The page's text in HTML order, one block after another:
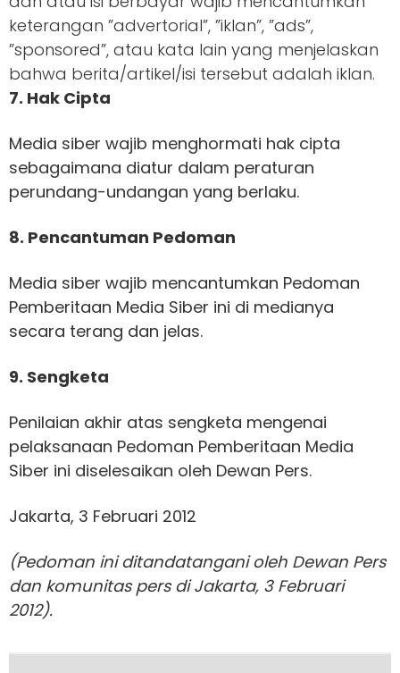
keterangan ”advertorial”, ”iklan”, ”ads”,
”sponsored”, atau kata lain yang menjelaskan
bahwa berita/artikel/isi tersebut adalah iklan.
7. Hak Cipta
Media siber wajib menghormati hak cipta
sebagaimana diatur dalam peraturan
perundang-undangan yang berlaku.
8. Pencantuman Pedoman
Media siber wajib mencantumkan Pedoman
Pemberitaan Media Siber ini di medianya
secara terang dan jelas.
9. Sengketa
Penilaian akhir atas sengketa mengenai
pelaksanaan Pedoman Pemberitaan Media
Siber ini diselesaikan oleh Dewan Pers.
Jakarta, 3 Februari 2012
(Pedoman ini ditandatangani oleh Dewan Pers
dan komunitas pers di Jakarta, 3 Februari
2012).